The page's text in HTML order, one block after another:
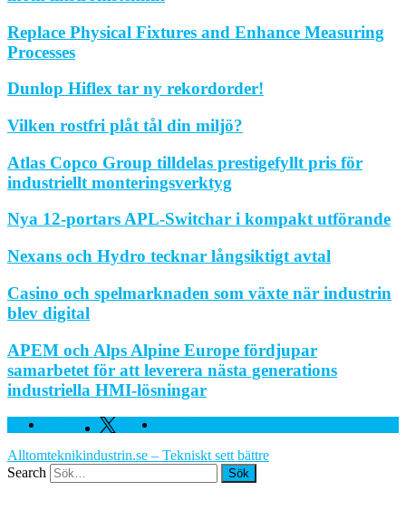
Replace Physical Fixtures and Enhance Measuring
Processes
Dunlop Hiflex tar ny rekordorder!
Vilken rostfri plåt tål din miljö?
Atlas Copco Group tilldelas prestigefyllt pris för
industriellt monteringsverktyg
Nya 12-portars APL-Switchar i kompakt utförande
Nexans och Hydro tecknar långsiktigt avtal
Casino och spelmarknaden som växte när industrin
blev digital
APEM och Alps Alpine Europe fördjupar
samarbetet för att leverera nästa generations
industriella HMI-lösningar
Facebook Twitter
Alltomteknikindustrin.se – Tekniskt sett bättre
Search